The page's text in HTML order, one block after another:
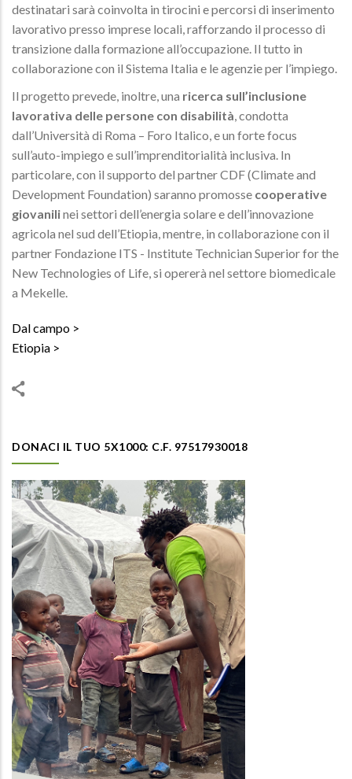
destinatari sarà coinvolta in tirocini e percorsi di inserimento
lavorativo presso imprese locali, rafforzando il processo di
transizione dalla formazione all’occupazione. Il tutto in
collaborazione con il Sistema Italia e le agenzie per l’impiego.
Il progetto prevede, inoltre, una ricerca sull’inclusione
lavorativa delle persone con disabilità , condotta
dall’Università di Roma – Foro Italico, e un forte focus
sull’auto-impiego e sull’imprenditorialità inclusiva. In
particolare, con il supporto del partner CDF (Climate and
Development Foundation) saranno promosse cooperative
giovanilinei settori dell’energia solare e dell’innovazione
agricola nel sud dell’Etiopia, mentre, in collaborazione con il
partner Fondazione ITS - Institute Technician Superior for the
New Technologies of Life, si opererà nel settore biomedicale
a Mekelle.
Dal campo
Etiopia
DONACI IL TUO 5X1000: C.F. 97517930018